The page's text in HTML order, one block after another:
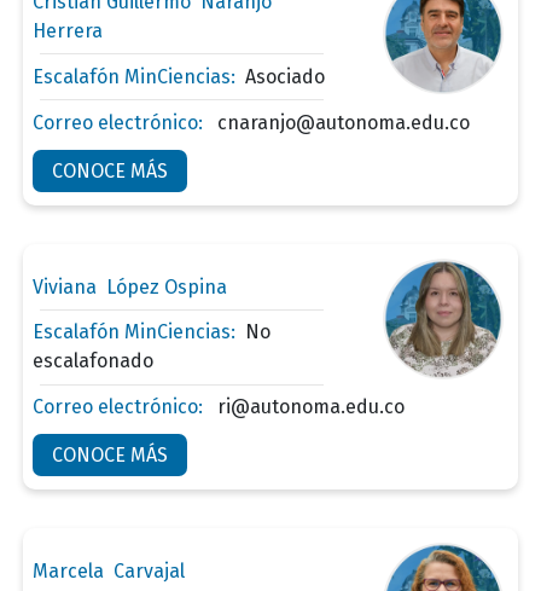
Herrera
Escalafón MinCiencias: Asociado
Correo electrónico: cnaranjo@autonoma.edu.co
CONOCE MÁS
Viviana López Ospina
Escalafón MinCiencias:
No
escalafonado
Correo electrónico:
ri@autonoma.edu.co
CONOCE MÁS
Marcela Carvajal